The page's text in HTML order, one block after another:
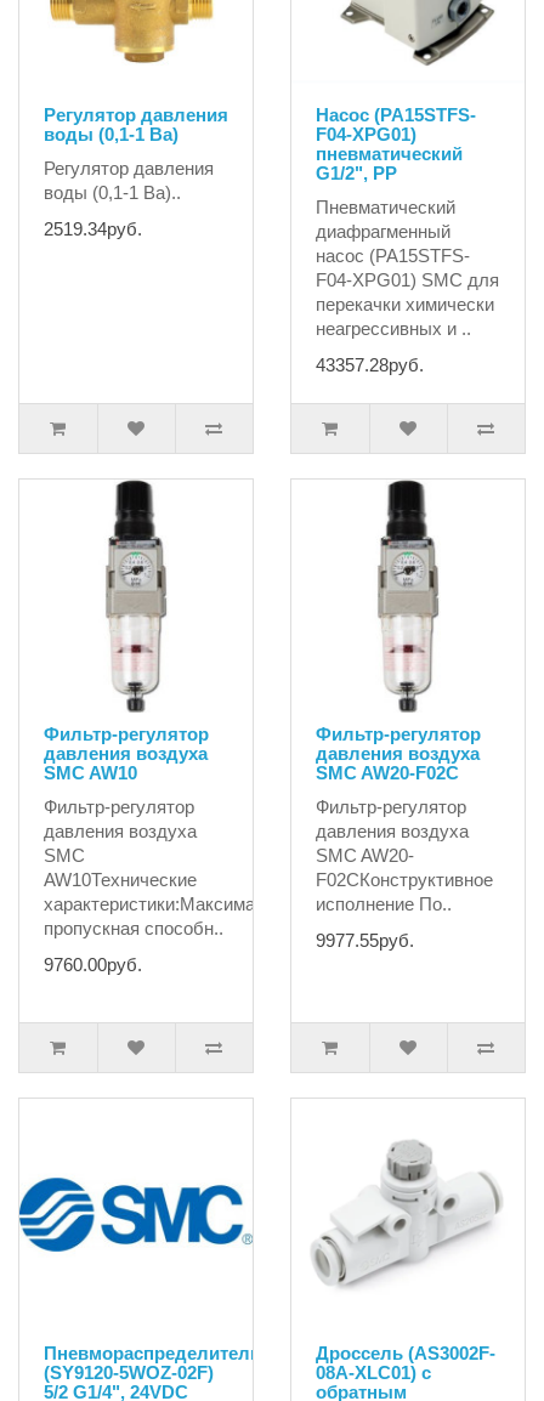
Регулятор давления
воды (0,1-1 Ba)
Регулятор давления
воды (0,1-1 Ba)..
2519.34руб.
Насос (PA15STFS-
F04-XPG01)
пневматический
G1/2", PP
Пневматический
диафрагменный
насос (PA15STFS-
F04-XPG01) SMC для
перекачки химически
неагрессивных и ..
43357.28руб.
Фильтр-регулятор
давления воздуха
SMC AW10
Фильтр-регулятор
давления воздуха
SMC
AW10Технические
характеристики:Максимальная
пропускная способн..
9760.00руб.
Фильтр-регулятор
давления воздуха
SMC AW20-F02С
Фильтр-регулятор
давления воздуха
SMC AW20-
F02СКонструктивное
исполнение По..
9977.55руб.
Пневмораспределитель
(SY9120-5WOZ-02F)
5/2 G1/4", 24VDC
Дроссель (AS3002F-
08A-XLC01) с
обратным